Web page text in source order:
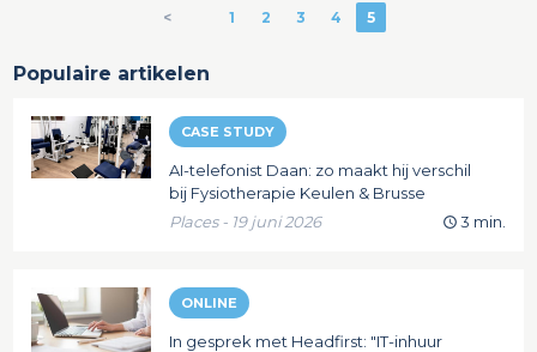
< 1 2 3 4 5
Populaire artikelen
CASE STUDY
AI-telefonist Daan: zo maakt hij verschil
bij Fysiotherapie Keulen & Brusse
Places - 19 juni 2026
3 min.
ONLINE
In gesprek met Headfirst: "IT-inhuur